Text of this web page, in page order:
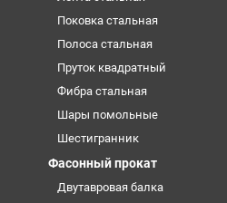
Поковка стальная
Полоса стальная
Пруток квадратный
Фибра стальная
Шары помольные
Шестигранник
Фасонный прокат
Двутавровая балка